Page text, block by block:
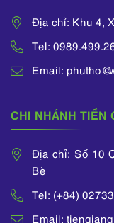
Địa chỉ: Khu 4,
Tel:
Email:
CHI NHÁNH TIỀN
Địa chỉ: Số 10
Bè
Tel: (+84)
Email: